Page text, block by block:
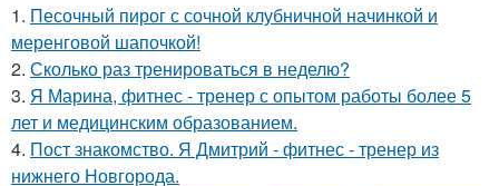
1. Песочный пирог с сочной клубничной начинкой и
меренговой шапочкой!
2. Сколько раз тренироваться в неделю?
3. Я Марина, фитнес - тренер с опытом работы более 5
лет и медицинским образованием.
4. Пост знакомство. Я Дмитрий - фитнес - тренер из
нижнего Новгорода.